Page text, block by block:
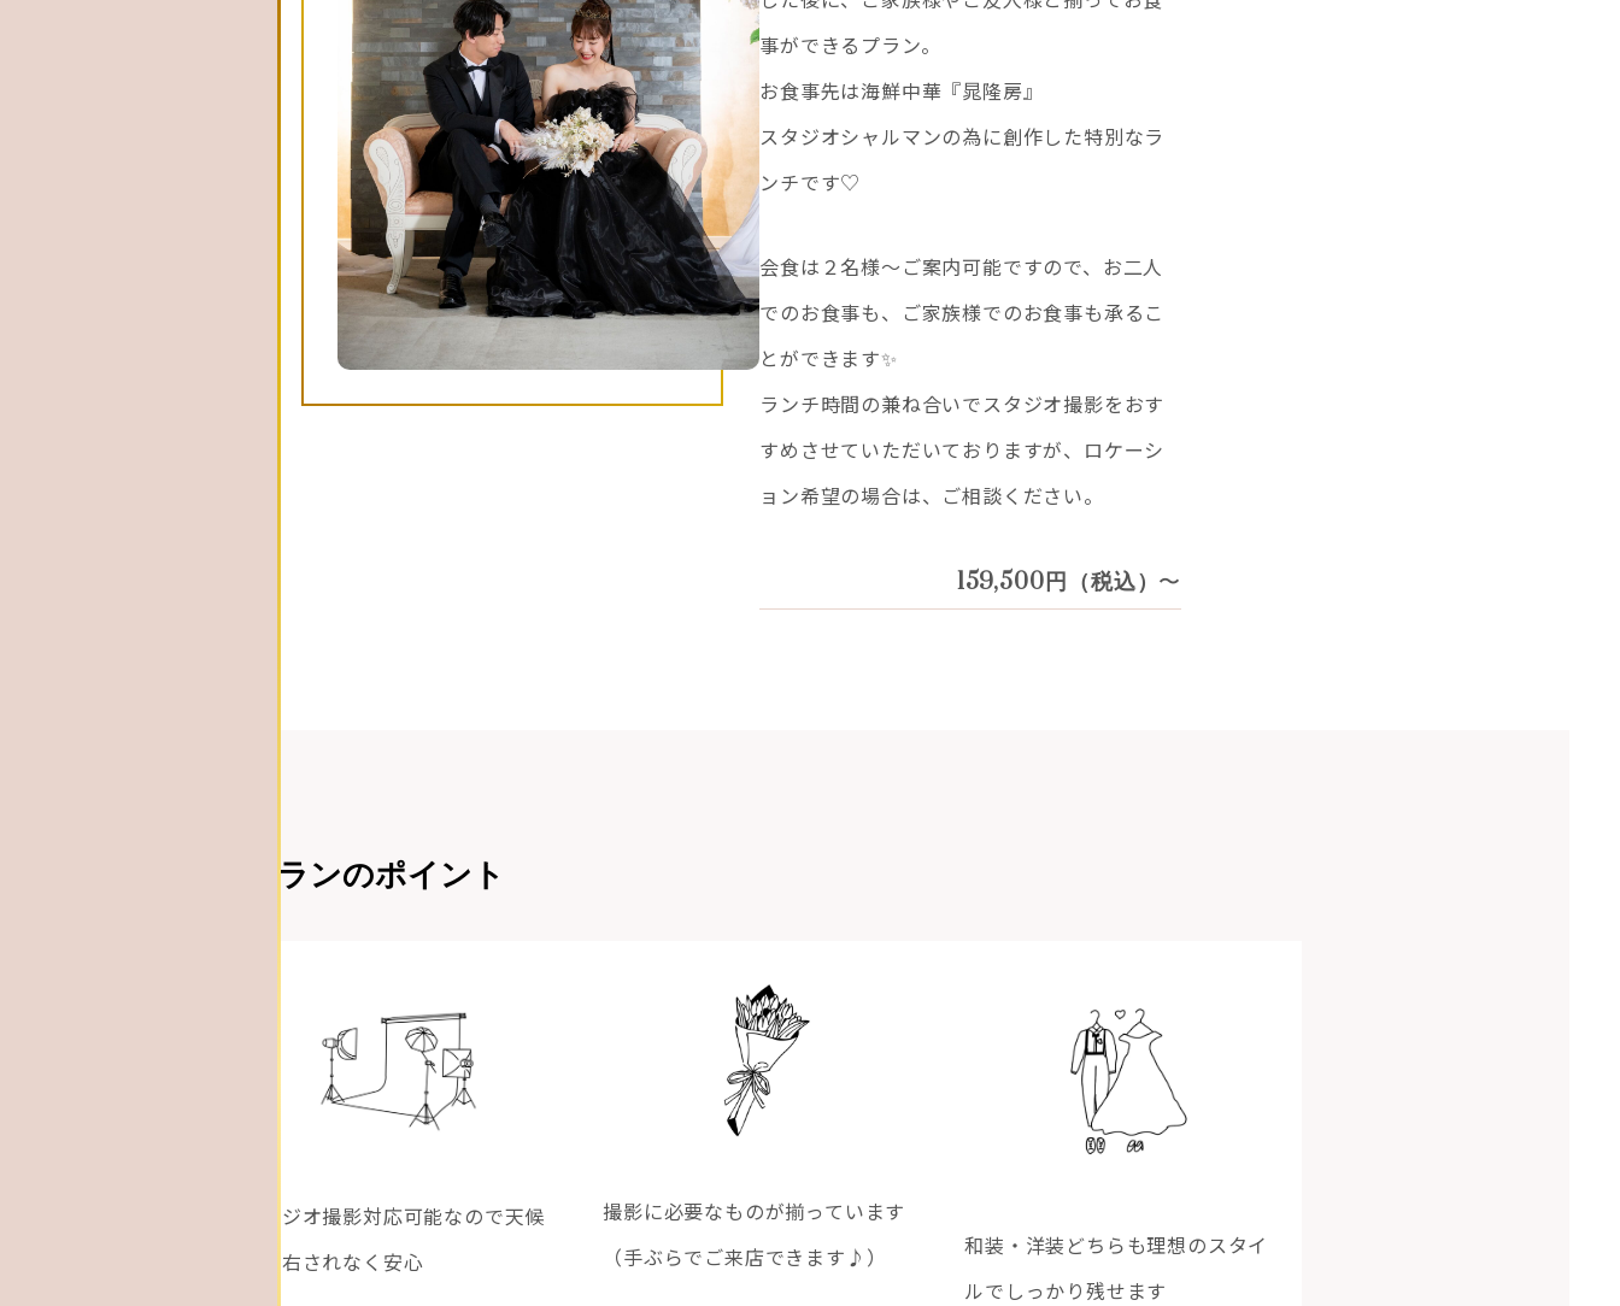
事ができるプラン。
お食事先は海鮮中華『晁隆房』
スタジオシャルマンの為に創作した特別なラ
ンチです♡
会食は２名様〜ご案内可能ですので、お二人
でのお食事も、ご家族様でのお食事も承るこ
とができます✨
ランチ時間の兼ね合いでスタジオ撮影をおす
すめさせていただいておりますが、ロケーシ
ョン希望の場合は、ご相談ください。
159,500円（税込） 〜
プランのポイント
スタジオ撮影対応可能なので天候
に左右されなく安心
撮影に必要なものが揃っています
（手ぶらでご来店できます♪）
和装・洋装どちらも理想のスタイ
ルでしっかり残せます